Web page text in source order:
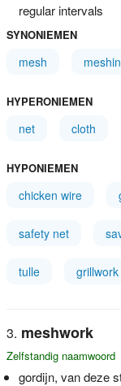
regular intervals
SYNONIEMEN
mesh
HYPERONIEMEN
net cloth
HYPONIEMEN
chicken wire
safety net
tulle grillwork
meshwork
Zelfstandig naamwoord
gordijn, van deze